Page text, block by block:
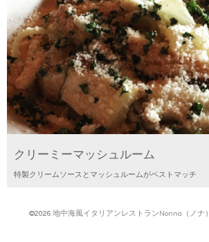
クリーミーマッシュルーム
特製クリームソースとマッシュルームがベストマッチ
©2026 地中海風イタリアンレストランNonna（ノナ）